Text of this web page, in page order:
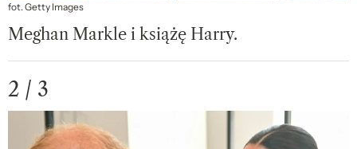
fot. Getty Images
Meghan Markle i książę Harry.
2 / 3